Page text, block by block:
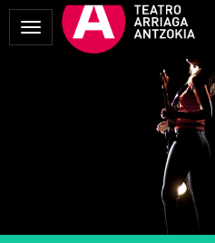
Mostrar
Menú